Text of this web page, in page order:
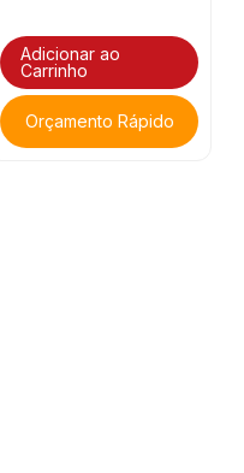
Adicionar ao
Carrinho
Orçamento Rápido